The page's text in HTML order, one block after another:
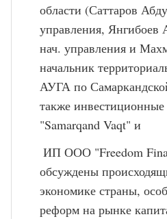
области (Саттаров
управления, Янгибоев
нач. управления и
начальник
АУГА по
также
"Samarqand Vaqt" и
обсуждены
экономике страны,
реформ на рынке